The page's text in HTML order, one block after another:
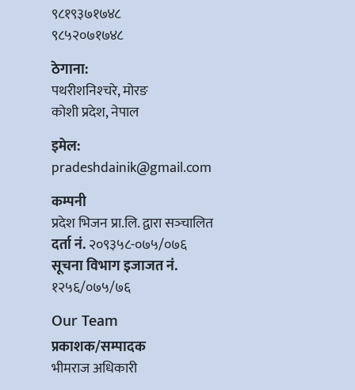
९८१९३७१७४८
९८५२०७१७४८
ठेगाना:
पथरीशनिश्‍चरे, मोरङ
कोशी प्रदेश, नेपाल
इमेल:
pradeshdainik@gmail.com
कम्पनी
प्रदेश भिजन प्रा.लि. द्वारा सञ्‍चालित
दर्ता नं.२०९३५८-०७५/०७६
सूचना विभाग इजाजत नं.
१२५६/०७५/७६
Our Team
प्रकाशक/सम्पादक
भीमराज अधिकारी